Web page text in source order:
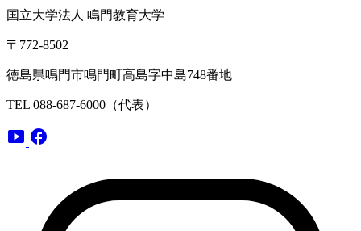
国立大学法人 鳴門教育大学
〒772-8502
徳島県鳴門市鳴門町高島字中島748番地
TEL 088-687-6000（代表）
smart_display facebook